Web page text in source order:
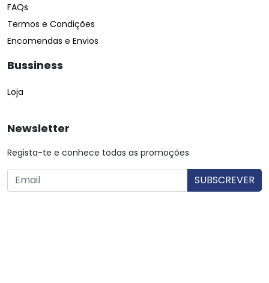
FAQs
Termos e Condições
Encomendas e Envios
Bussiness
Loja
Newsletter
Regista-te e conhece todas as promoções